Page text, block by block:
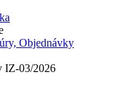
Objednávky
IZ-03/2026